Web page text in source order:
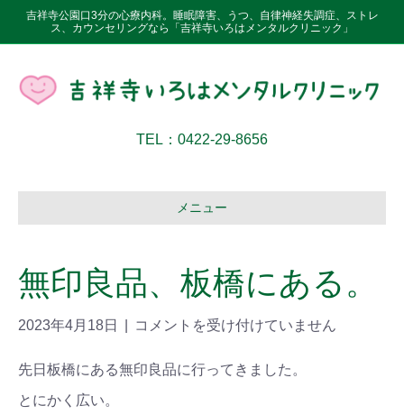
吉祥寺公園口3分の心療内科。睡眠障害、うつ、自律神経失調症、ストレ
ス、カウンセリングなら「吉祥寺いろはメンタルクリニック」
TEL：0422-29-8656
メニュー
無印良品、板橋にある。
2023年4月18日 コメントを受け付けていません
先日板橋にある無印良品に行ってきました。
とにかく広い。